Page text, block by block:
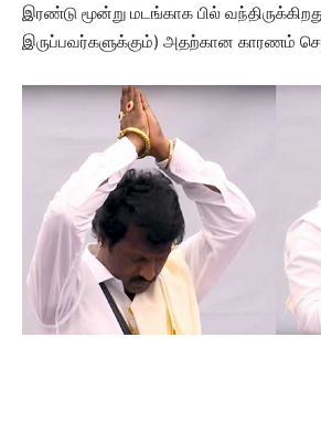
இரண்டு மூன்று மடங்காக பில்
இருப்பவர்களுக்கும்) அதற்கான காரணம்